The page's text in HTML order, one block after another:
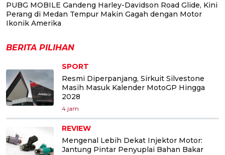
PUBG MOBILE Gandeng Harley-Davidson Road Glide, Kini
Perang di Medan Tempur Makin Gagah dengan Motor
Ikonik Amerika
BERITA PILIHAN
SPORT
Resmi Diperpanjang, Sirkuit Silvestone
Masih Masuk Kalender MotoGP Hingga
2028
4 jam
REVIEW
Mengenal Lebih Dekat Injektor Motor:
Jantung Pintar Penyuplai Bahan Bakar